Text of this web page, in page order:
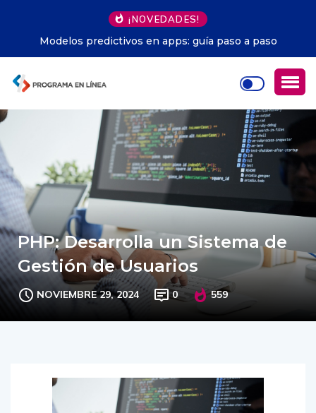
¡NOVEDADES!
Modelos predictivos en apps: guía paso a paso
PHP: Desarrolla un Sistema de
Gestión de Usuarios
NOVIEMBRE 29, 2024 0 559